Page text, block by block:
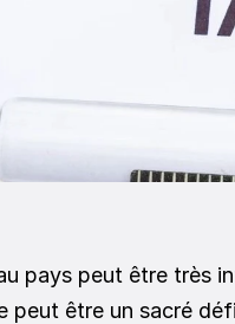
peut être un sacré